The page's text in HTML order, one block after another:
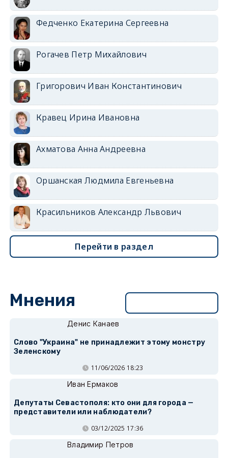
Федченко Екатерина Сергеевна
Рогачев Петр Михайлович
Григорович Иван Константинович
Кравец Ирина Ивановна
Ахматова Анна Андреевна
Оршанская Людмила Евгеньевна
Красильников Александр Львович
Перейти в раздел
Мнения
Денис Канаев
Слово "Украина" не принадлежит этому монстру
Зеленскому
11/06/2026 18:23
Иван Ермаков
Депутаты Севастополя: кто они для города —
представители или наблюдатели?
03/12/2025 17:36
Владимир Петров